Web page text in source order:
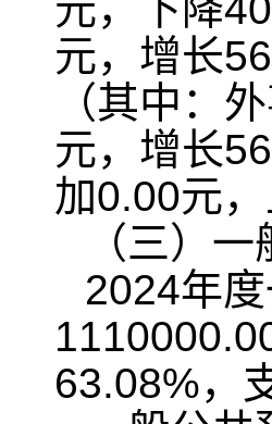
元，增长
（其中：
元，增长
加0.00元
（三）
2024年
63.08%，